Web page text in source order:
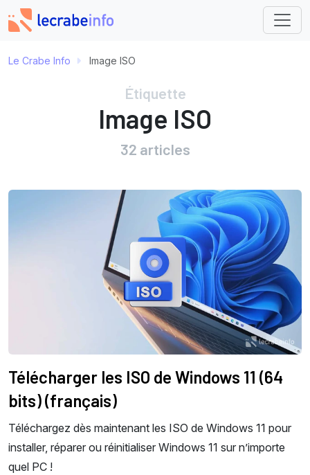
Le Crabe Info Image ISO
Étiquette
Image ISO
32 articles
Télécharger les ISO de Windows 11 (64
bits) (français)
Téléchargez dès maintenant les ISO de Windows 11 pour
installer, réparer ou réinitialiser Windows 11 sur n’importe
quel PC !